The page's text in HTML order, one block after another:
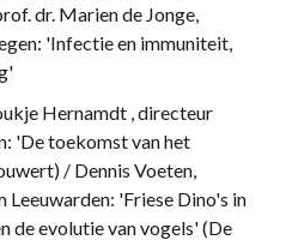
dr. Marien de Jonge,
'Infectie en immuniteit,
Hernamdt , directeur
'De toekomst van het
/ Dennis Voeten,
'Friese Dino's in
de evolutie van vogels' (De